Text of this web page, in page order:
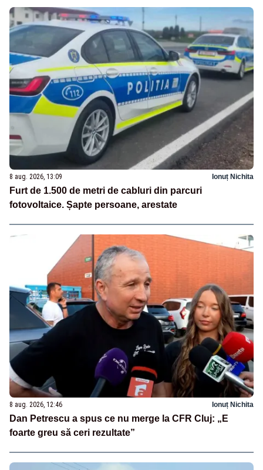
8 aug. 2026, 13:09 Ionuț Nichita
Furt de 1.500 de metri de cabluri din parcuri
fotovoltaice. Șapte persoane, arestate
8 aug. 2026, 12:46 Ionuț Nichita
Dan Petrescu a spus ce nu merge la CFR Cluj: „E
foarte greu să ceri rezultate”